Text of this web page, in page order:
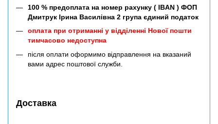
100 % предоплата на номер рахунку ( IBAN ) ФОП
Дмитрук Ірина Василівна 2 група єдиний податок
оплата при отриманні у відділенні Нової пошти
тимчасово недоступна
після оплати оформимо відправлення на вказаний
вами адрес поштової служби.
Доставка